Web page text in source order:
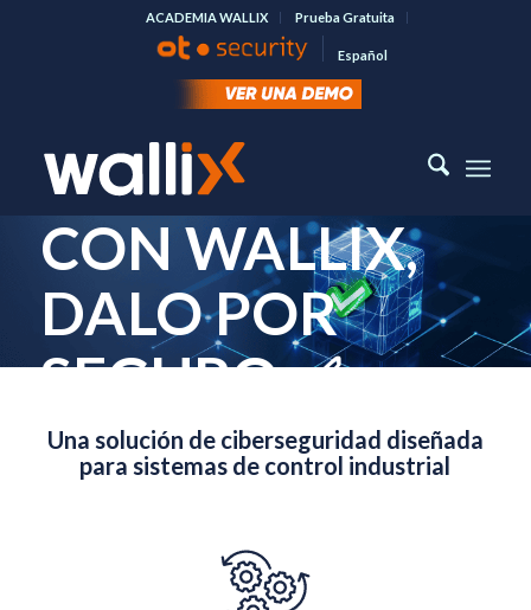
ACADEMIA WALLIX Prueba Gratuita
Español
CON WALLIX,
DALO POR
SEGURO ✅
Protegemos tus sistemas más críticos
gestionando y asegurando el acceso
con total facilidad y control.
Una solución de ciberseguridad diseñada
para sistemas de control industrial